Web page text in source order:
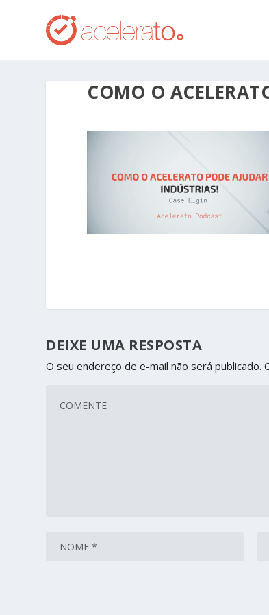
COMO O
DEIXE UMA RESPOSTA
O seu endereço de e-mail não será publicado.